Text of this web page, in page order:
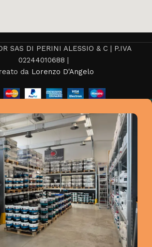
SAS DI PERINI ALESSIO & C | P.IVA
02244010688 |
da Lorenzo D'Angelo